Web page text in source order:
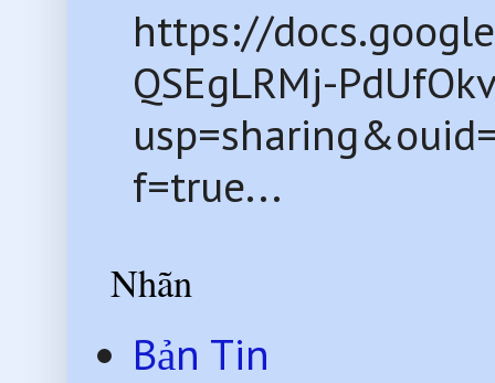
https://
QSEgLRMj-
f=true...
Nhãn
Bản Tin